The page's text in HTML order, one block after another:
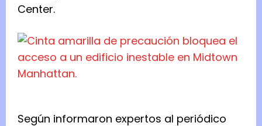
Center.
Según informaron expertos al periódico